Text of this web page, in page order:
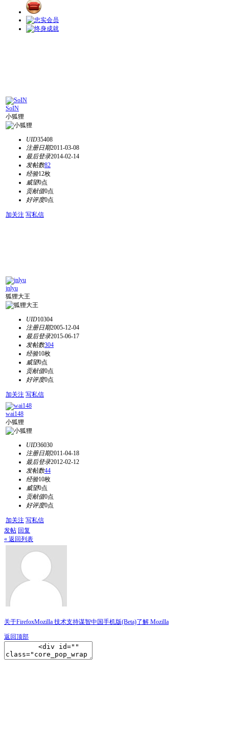
SoIN
小狐狸
UID35408
注册日期2011-03-08
最后登录2014-02-14
发帖数82
经验12枚
威望0点
贡献值0点
好评度0点
加关注 写私信
jnlyu
狐狸大王
UID10304
注册日期2005-12-04
最后登录2015-06-17
发帖数304
经验10枚
威望0点
贡献值0点
好评度0点
加关注 写私信
wai148
小狐狸
UID36030
注册日期2011-04-18
最后登录2012-02-12
发帖数44
经验10枚
威望0点
贡献值0点
好评度0点
加关注 写私信
发帖 回复
« 返回列表
关于FirefoxMozilla 技术支持谋智中国手机版(Beta)了解 Mozilla
返回顶部